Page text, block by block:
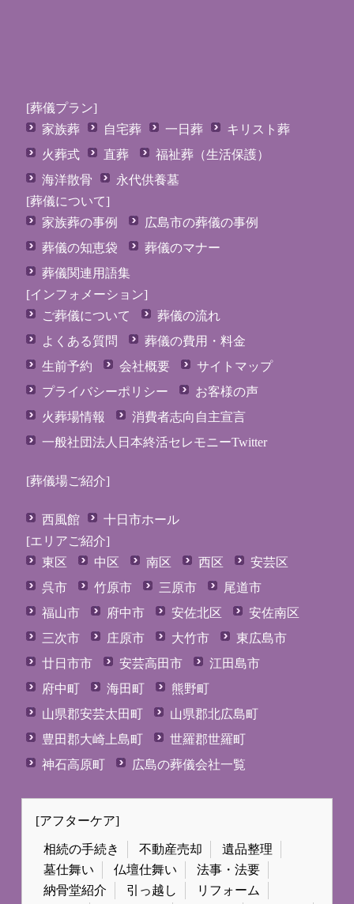
[葬儀プラン]
家族葬
自宅葬 一日葬
キリスト葬
火葬式
直葬
福祉葬（生活保護）
海洋散骨
永代供養墓
[葬儀について]
家族葬の事例
広島市の葬儀の事例
葬儀の知恵袋
葬儀のマナー
葬儀関連用語集
[インフォメーション]
ご葬儀について
葬儀の流れ
よくある質問
葬儀の費用・料金
生前予約
会社概要
サイトマップ
プライバシーポリシー
お客様の声
火葬場情報
消費者志向自主宣言
一般社団法人日本終活セレモニーTwitter
[葬儀場ご紹介]
西風館
十日市ホール
[エリアご紹介]
東区
中区 南区 西区
安芸区
呉市
竹原市 三原市
尾道市
福山市
府中市 安佐北区
安佐南区
三次市
庄原市 大竹市
東広島市
廿日市市
安芸高田市
江田島市
府中町
海田町
熊野町
山県郡安芸太田町
山県郡北広島町
豊田郡大崎上島町
世羅郡世羅町
神石高原町
広島の葬儀会社一覧
[アフターケア]
相続の手続き 不動産売却
遺品整理
墓仕舞い
仏壇仕舞い
法事・法要
納骨堂紹介
引っ越し
リフォーム